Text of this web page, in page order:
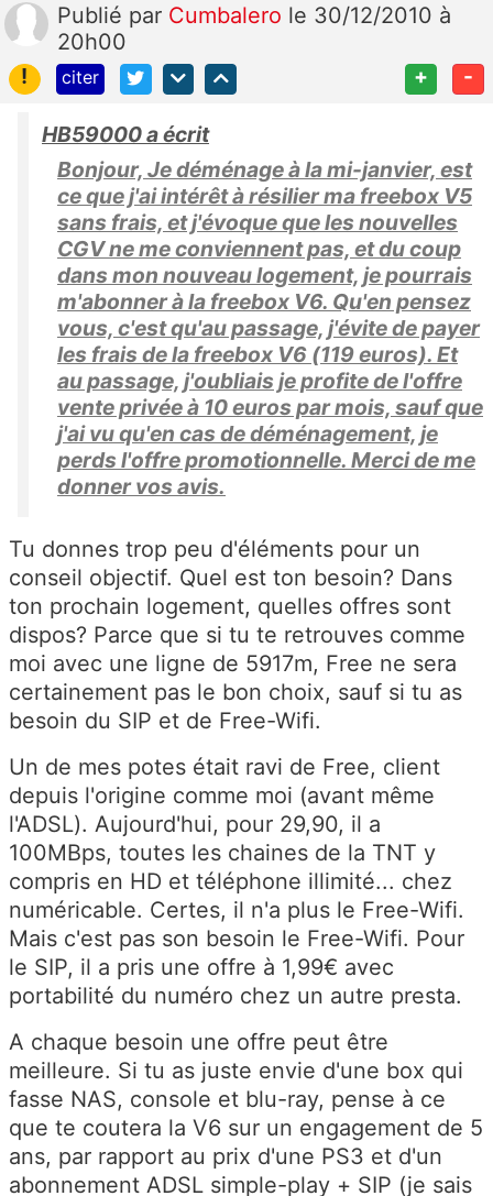
Publié par Cumbalero le 30/12/2010 à
20h00
!
citer + -
HB59000 a écrit
Bonjour, Je déménage à la mi-janvier, est
ce que j'ai intérêt à résilier ma freebox V5
sans frais, et j'évoque que les nouvelles
CGV ne me conviennent pas, et du coup
dans mon nouveau logement, je pourrais
m'abonner à la freebox V6. Qu'en pensez
vous, c'est qu'au passage, j'évite de payer
les frais de la freebox V6 (119 euros). Et
au passage, j'oubliais je profite de l'offre
vente privée à 10 euros par mois, sauf que
j'ai vu qu'en cas de déménagement, je
perds l'offre promotionnelle. Merci de me
donner vos avis.
Tu donnes trop peu d'éléments pour un
conseil objectif. Quel est ton besoin? Dans
ton prochain logement, quelles offres sont
dispos? Parce que si tu te retrouves comme
moi avec une ligne de 5917m, Free ne sera
certainement pas le bon choix, sauf si tu as
besoin du SIP et de Free-Wifi.
Un de mes potes était ravi de Free, client
depuis l'origine comme moi (avant même
l'ADSL). Aujourd'hui, pour 29,90, il a
100MBps, toutes les chaines de la TNT y
compris en HD et téléphone illimité... chez
numéricable. Certes, il n'a plus le Free-Wifi.
Mais c'est pas son besoin le Free-Wifi. Pour
le SIP, il a pris une offre à 1,99€ avec
portabilité du numéro chez un autre presta.
A chaque besoin une offre peut être
meilleure. Si tu as juste envie d'une box qui
fasse NAS, console et blu-ray, pense à ce
que te coutera la V6 sur un engagement de 5
ans, par rapport au prix d'une PS3 et d'un
abonnement ADSL simple-play + SIP (je sais